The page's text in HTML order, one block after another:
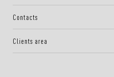
Contacts
Clients area